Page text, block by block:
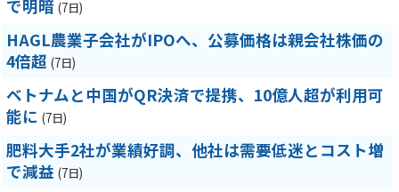
で明暗 (7日)
HAGL農業子会社がIPOへ、公募価格は親会社株価の
4倍超 (7日)
ベトナムと中国がQR決済で提携、10億人超が利用可
能に (7日)
肥料大手2社が業績好調、他社は需要低迷とコスト増
で減益 (7日)